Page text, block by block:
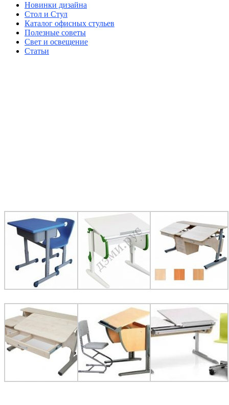
Новинки дизайна
Стол и Стул
Каталог офисных стульев
Полезные советы
Свет и освещение
Статьи